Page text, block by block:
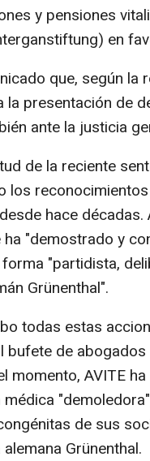
y pensiones
en
que, según la
la presentación de
ante la justicia
de la reciente
los
hace
"demostrado y
"partidista,
Grünenthal".
todas estas
bufete de
momento, AVITE
de sus
Grünenthal.